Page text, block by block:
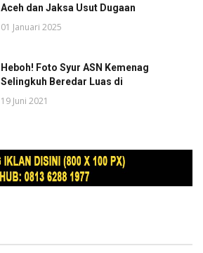
Aceh dan Jaksa Usut Dugaan
01 Januari 2025
Heboh! Foto Syur ASN Kemenag
Selingkuh Beredar Luas di
19 Juni 2021